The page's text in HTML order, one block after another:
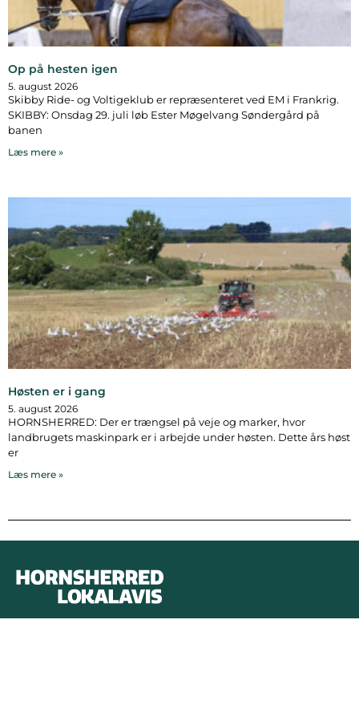
Op på hesten igen
5. august 2026
Skibby Ride- og Voltigeklub er repræsenteret ved EM i Frankrig.
SKIBBY: Onsdag 29. juli løb Ester Møgelvang Søndergård på
banen
Læs mere »
Høsten er i gang
5. august 2026
HORNSHERRED: Der er trængsel på veje og marker, hvor
landbrugets maskinpark er i arbejde under høsten. Dette års høst
er
Læs mere »